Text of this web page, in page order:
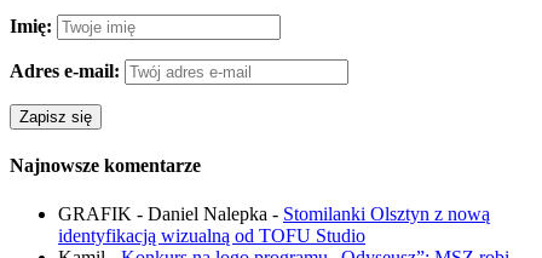
Imię:
Adres e-mail:
Najnowsze komentarze
GRAFIK - Daniel Nalepka - Stomilanki Olsztyn z nową
identyfikacją wizualną od TOFU Studio